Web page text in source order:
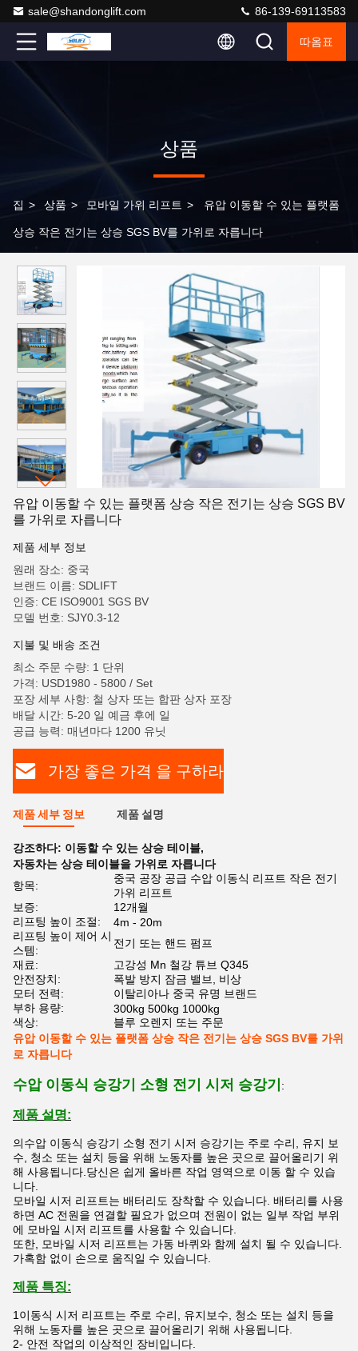
sale@shandonglift.com 86-139-69113583
따옴표
상품
집 > 상품 > 모바일 가위 리프트 > 유압 이동할 수 있는 플랫폼
상승 작은 전기는 상승 SGS BV를 가위로 자릅니다
유압 이동할 수 있는 플랫폼 상승 작은 전기는 상승 SGS BV
를 가위로 자릅니다
제품 세부 정보
원래 장소: 중국
브랜드 이름: SDLIFT
인증: CE ISO9001 SGS BV
모델 번호: SJY0.3-12
지불 및 배송 조건
최소 주문 수량: 1 단위
가격: USD1980 - 5800 / Set
포장 세부 사항: 철 상자 또는 합판 상자 포장
배달 시간: 5-20 일 예금 후에 일
공급 능력: 매년마다 1200 유닛
가장 좋은 가격 을 구하라
제품 세부 정보 제품 설명
강조하다: 이동할 수 있는 상승 테이블,
자동차는 상승 테이블을 가위로 자릅니다
항목:
중국 공장 공급 수압 이동식 리프트 작은 전기
가위 리프트
보증:
12개월
리프팅 높이 조절:
4m - 20m
리프팅 높이 제어 시
스템:
전기 또는 핸드 펌프
재료:
고강성 Mn 철강 튜브 Q345
안전장치:
폭발 방지 잠금 밸브, 비상
모터 전력:
이탈리아나 중국 유명 브랜드
부하 용량:
300kg 500kg 1000kg
색상:
블루 오렌지 또는 주문
유압 이동할 수 있는 플랫폼 상승 작은 전기는 상승 SGS BV를 가위
로 자릅니다
수압 이동식 승강기 소형 전기 시저 승강기 :
제품 설명:
의수압 이동식 승강기 소형 전기 시저 승강기는 주로 수리, 유지 보
수, 청소 또는 설치 등을 위해 노동자를 높은 곳으로 끌어올리기 위
해 사용됩니다.당신은 쉽게 올바른 작업 영역으로 이동 할 수 있습
니다.
모바일 시저 리프트는 배터리도 장착할 수 있습니다. 배터리를 사용
하면 AC 전원을 연결할 필요가 없으며 전원이 없는 일부 작업 부위
에 모바일 시저 리프트를 사용할 수 있습니다.
또한, 모바일 시저 리프트는 가동 바퀴와 함께 설치 될 수 있습니다.
가혹함 없이 손으로 움직일 수 있습니다.
제품 특징:
1이동식 시저 리프트는 주로 수리, 유지보수, 청소 또는 설치 등을
위해 노동자를 높은 곳으로 끌어올리기 위해 사용됩니다.
2- 안전 작업의 이상적인 장비입니다.